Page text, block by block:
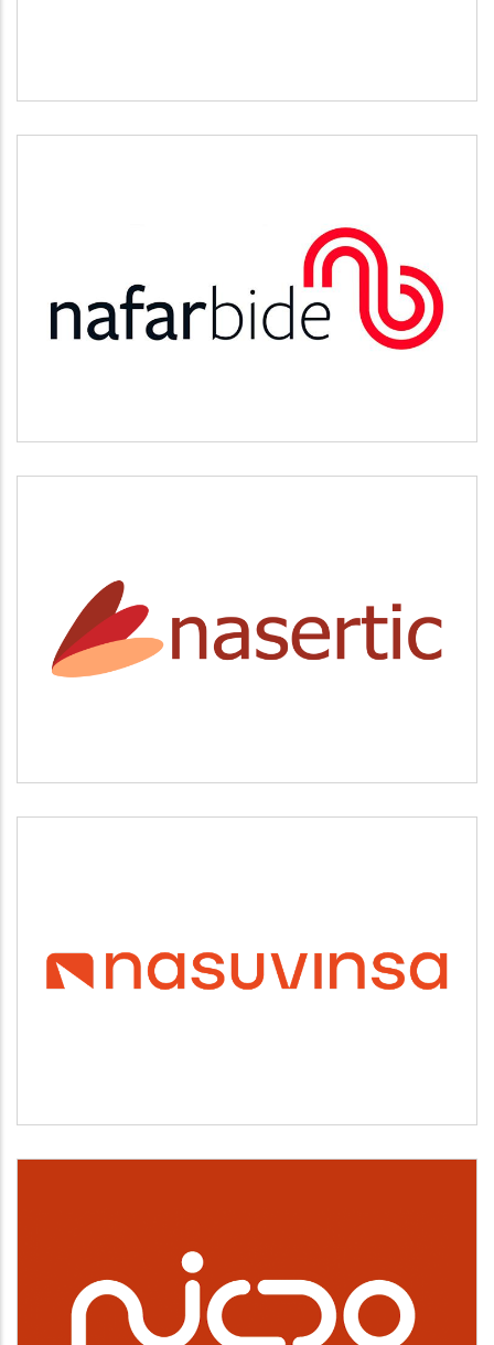
NAFARBIDE
Otros
NASERTIC
Servicios tecnológicos y modernización
NASUVINSA
Vivienda y urbanismo
NICDO
Cultura, deporte y ocio